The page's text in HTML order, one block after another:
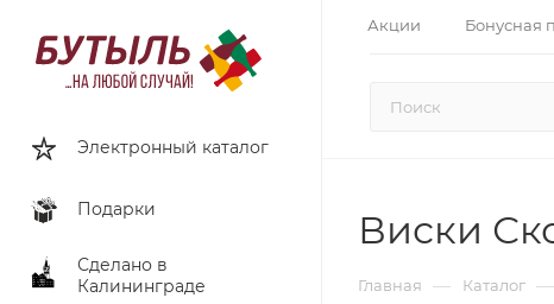
Акции Бонусная
Электронный каталог
Подарки
Сделано в
Калининграде
Виски
Главная — Каталог —